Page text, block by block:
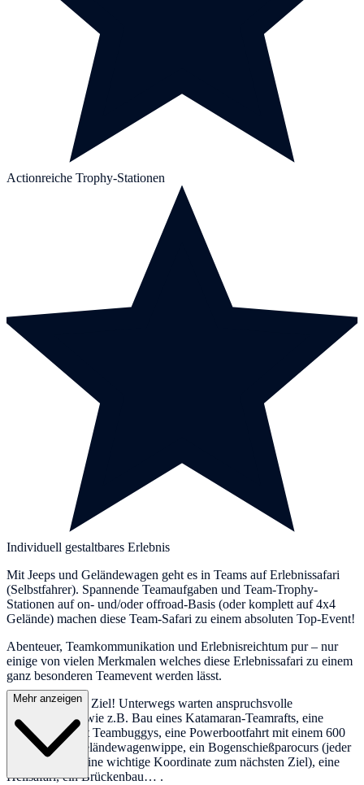
Actionreiche Trophy-Stationen
Individuell gestaltbares Erlebnis
Mit Jeeps und Geländewagen geht es in Teams auf Erlebnissafari
(Selbstfahrer). Spannende Teamaufgaben und Team-Trophy-
Stationen auf on- und/oder offroad-Basis (oder komplett auf 4x4
Gelände) machen diese Team-Safari zu einem absoluten Top-Event!
Abenteuer, Teamkommunikation und Erlebnisreichtum pur – nur
einige von vielen Merkmalen welches diese Erlebnissafari zu einem
ganz besonderen Teamevent werden lässt.
Der Weg ist das Ziel! Unterwegs warten anspruchsvolle
Teamaufgaben wie z.B. Bau eines Katamaran-Teamrafts, eine
Schatzsuche mit Teambuggys, eine Powerbootfahrt mit einem 600
PS Rib, eine Geländewagenwippe, ein Bogenschießparocurs (jeder
Treffer enthält eine wichtige Koordinate zum nächsten Ziel), eine
Helisafari, ein Brückenbau… .
Mehr anzeigen